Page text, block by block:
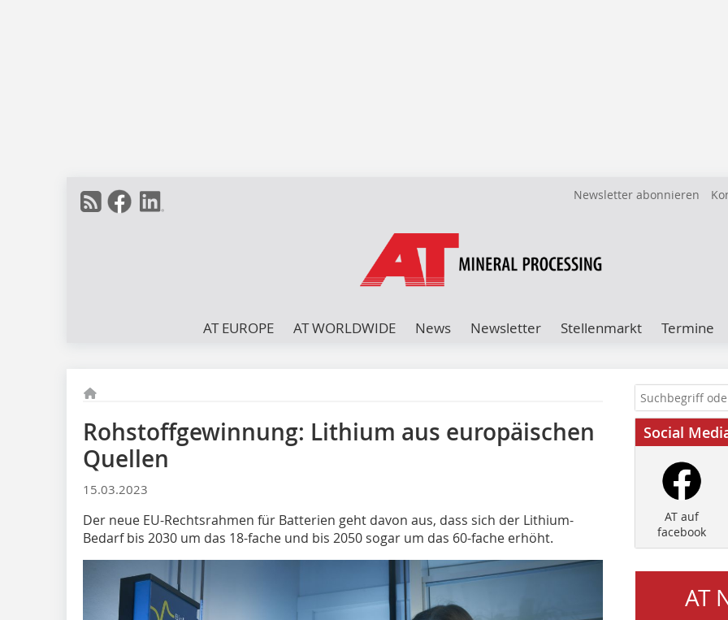
Newsletter abonnieren
AT EUROPE AT WORLDWIDE News Newsletter Stellenmarkt Termine
Rohstoffgewinnung: Lithium aus europäischen
Quellen
15.03.2023
Der neue EU-Rechtsrahmen für Batterien geht davon aus, dass sich der Lithium-
Bedarf bis 2030 um das 18-fache und bis 2050 sogar um das 60-fache erhöht.
Social
AT auf
facebook
AT